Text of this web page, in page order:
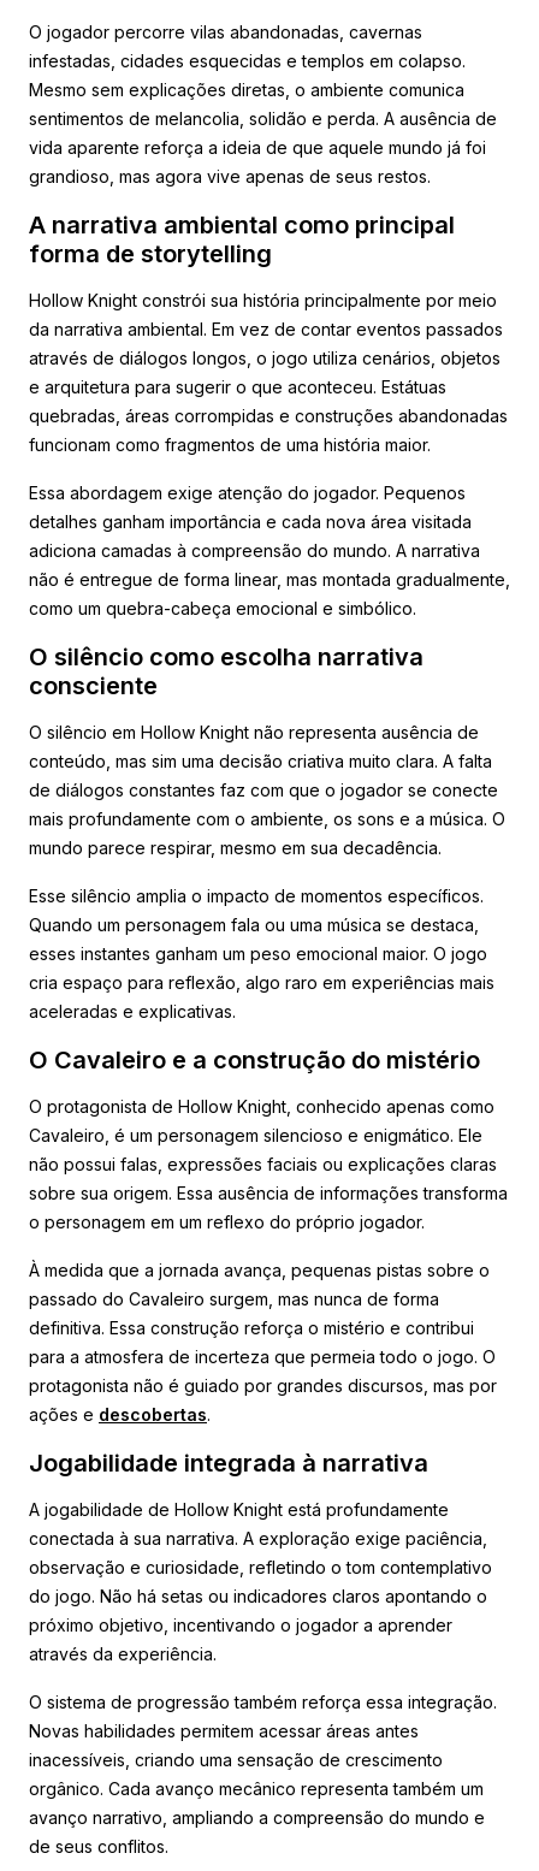
O jogador percorre vilas abandonadas, cavernas
infestadas, cidades esquecidas e templos em colapso.
Mesmo sem explicações diretas, o ambiente comunica
sentimentos de melancolia, solidão e perda. A ausência de
vida aparente reforça a ideia de que aquele mundo já foi
grandioso, mas agora vive apenas de seus restos.
A narrativa ambiental como principal
forma de storytelling
Hollow Knight constrói sua história principalmente por meio
da narrativa ambiental. Em vez de contar eventos passados
através de diálogos longos, o jogo utiliza cenários, objetos
e arquitetura para sugerir o que aconteceu. Estátuas
quebradas, áreas corrompidas e construções abandonadas
funcionam como fragmentos de uma história maior.
Essa abordagem exige atenção do jogador. Pequenos
detalhes ganham importância e cada nova área visitada
adiciona camadas à compreensão do mundo. A narrativa
não é entregue de forma linear, mas montada gradualmente,
como um quebra-cabeça emocional e simbólico.
O silêncio como escolha narrativa
consciente
O silêncio em Hollow Knight não representa ausência de
conteúdo, mas sim uma decisão criativa muito clara. A falta
de diálogos constantes faz com que o jogador se conecte
mais profundamente com o ambiente, os sons e a música. O
mundo parece respirar, mesmo em sua decadência.
Esse silêncio amplia o impacto de momentos específicos.
Quando um personagem fala ou uma música se destaca,
esses instantes ganham um peso emocional maior. O jogo
cria espaço para reflexão, algo raro em experiências mais
aceleradas e explicativas.
O Cavaleiro e a construção do mistério
O protagonista de Hollow Knight, conhecido apenas como
Cavaleiro, é um personagem silencioso e enigmático. Ele
não possui falas, expressões faciais ou explicações claras
sobre sua origem. Essa ausência de informações transforma
o personagem em um reflexo do próprio jogador.
À medida que a jornada avança, pequenas pistas sobre o
passado do Cavaleiro surgem, mas nunca de forma
definitiva. Essa construção reforça o mistério e contribui
para a atmosfera de incerteza que permeia todo o jogo. O
protagonista não é guiado por grandes discursos, mas por
ações e descobertas.
Jogabilidade integrada à narrativa
A jogabilidade de Hollow Knight está profundamente
conectada à sua narrativa. A exploração exige paciência,
observação e curiosidade, refletindo o tom contemplativo
do jogo. Não há setas ou indicadores claros apontando o
próximo objetivo, incentivando o jogador a aprender
através da experiência.
O sistema de progressão também reforça essa integração.
Novas habilidades permitem acessar áreas antes
inacessíveis, criando uma sensação de crescimento
orgânico. Cada avanço mecânico representa também um
avanço narrativo, ampliando a compreensão do mundo e
de seus conflitos.